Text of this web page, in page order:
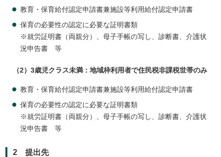
教育・保育給付認定申請書兼施設等利用給付認定申請書
保育の必要性の認定に必要な証明書類
※就労証明書（両親分）、母子手帳の写し、診断書、介護状
況申告書 等
（2）3歳児クラス未満：地域枠利用者で住民税非課税世帯のみ
教育・保育給付認定申請書兼施設等利用給付認定申請書
保育の必要性の認定に必要な証明書類
※就労証明書（両親分）、母子手帳の写し、診断書、介護状
況申告書 等
2 提出先